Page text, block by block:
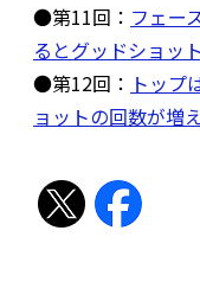
●第11回： フェー
るとグッドショッ
●第12回： トップ
ョットの回数が増